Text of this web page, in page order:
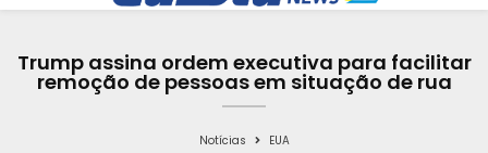
e
o
o
t
e
t
g
r
a
g
e
t
b
Trump assina ordem executiva para facilitar
remoção de pessoas em situação de rua
Notícias EUA